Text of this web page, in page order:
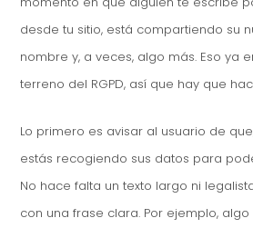
desde tu sitio, está compartiendo su
nombre y, a veces, algo más. Eso ya
terreno del RGPD, así que hay que
Lo primero es avisar al usuario de
estás recogiendo sus datos para
No hace falta un texto largo ni
con una frase clara. Por ejemplo, algo